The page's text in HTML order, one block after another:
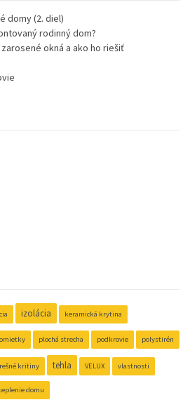
domy (2. diel)
rodinný dom?
okná a ako ho riešiť
izolácia keramická krytina
omietky plochá strecha podkrovie polystirén
kritiny tehla VELUX vlastnosti
domu